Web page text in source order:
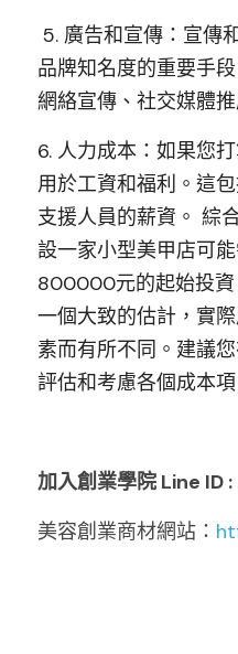
品牌知名度的重要手
網絡宣傳、社交媒體
6. 人力成本：如果您
用於工資和福利。這
支援人員的薪資。 綜
設一家小型美甲店可
800000元的起始投資
一個大致的估計，實
素而有所不同。建議
評估和考慮各個成本項
加入創業學院 Line ID :
美容創業商材網站：